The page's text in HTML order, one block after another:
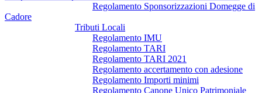
Regolamento Sponsorizzazioni Domegge di
Cadore
Tributi Locali
Regolamento IMU
Regolamento TARI
Regolamento TARI 2021
Regolamento accertamento con adesione
Regolamento Importi minimi
Regolamento Canone Unico Patrimoniale